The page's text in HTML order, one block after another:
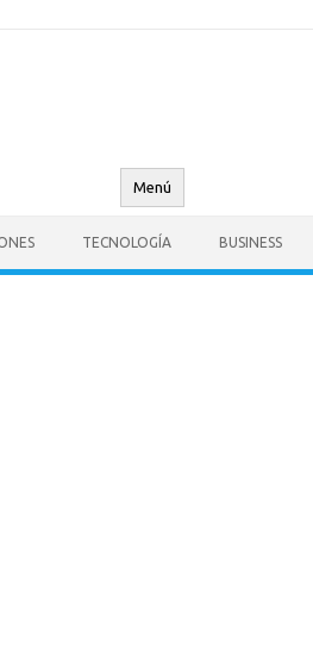
Menú
TECNOLOGÍA BUSINESS